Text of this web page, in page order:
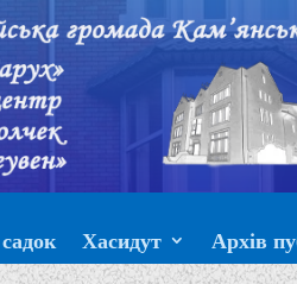
Хасидут Архів